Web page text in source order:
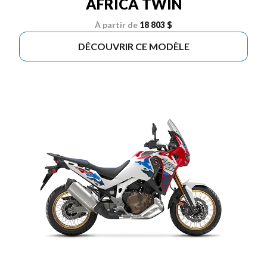
AFRICA TWIN
À partir de 18 803 $
DÉCOUVRIR CE MODÈLE